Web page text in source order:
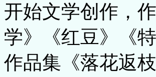
开始文学创作，
学》《红豆》《
作品集《落花返